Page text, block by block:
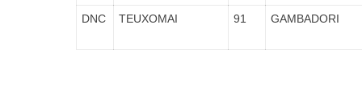
DNC TEUXOMAI 91 GAMBADORI